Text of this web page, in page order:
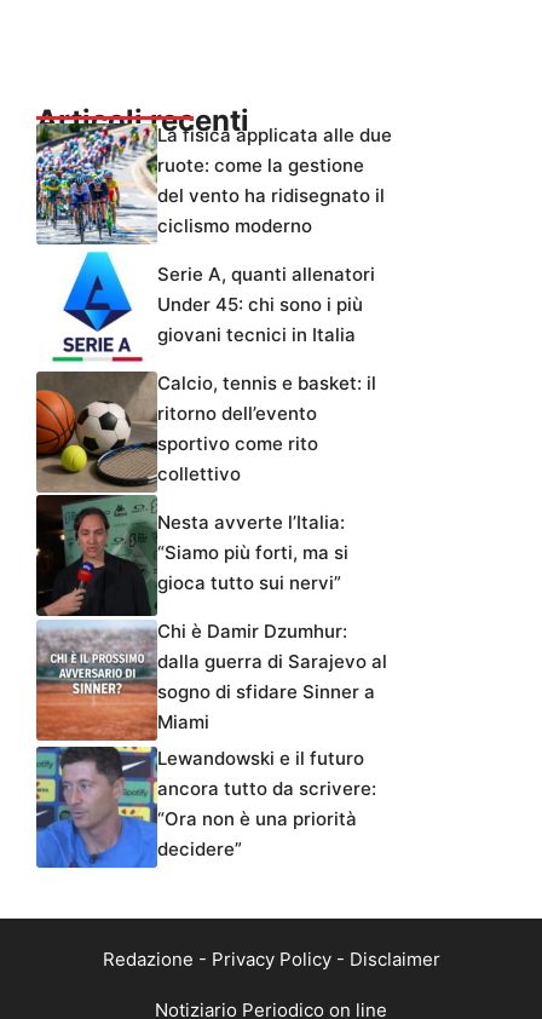
Articoli recentiLa fisica applicata alle due
ruote: come la gestione
del vento ha ridisegnato il
ciclismo moderno
Serie A, quanti allenatori
Under 45: chi sono i più
giovani tecnici in Italia
Calcio, tennis e basket: il
ritorno dell’evento
sportivo come rito
collettivo
Nesta avverte l’Italia:
“Siamo più forti, ma si
gioca tutto sui nervi”
Chi è Damir Dzumhur:
dalla guerra di Sarajevo al
sogno di sfidare Sinner a
Miami
Lewandowski e il futuro
ancora tutto da scrivere:
“Ora non è una priorità
decidere”
Redazione - Privacy Policy- Disclaimer
Notiziario Periodico on line